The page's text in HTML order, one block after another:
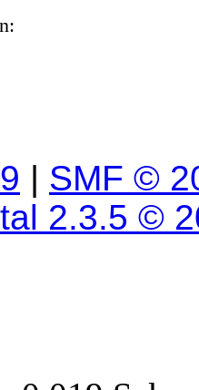
| SMF ©
2.3.5 ©